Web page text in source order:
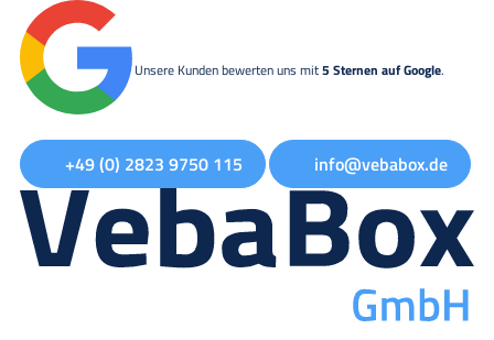
Unsere Kunden bewerten uns mit5 Sternen auf Google.
+49 (0) 2823 9750 115 info@vebabox.de